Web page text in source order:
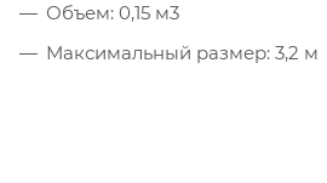
Объем: 0,15 м3
Максимальный размер: 3,2 м